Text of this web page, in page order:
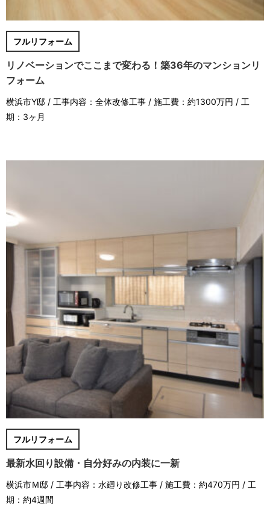
フルリフォーム
リノベーションでここまで変わる！築36年のマンションリ
フォーム
横浜市Y邸 / 工事内容：全体改修工事 / 施工費：約1300万円 / 工
期：3ヶ月
フルリフォーム
最新水回り設備・自分好みの内装に一新
横浜市Ｍ邸 / 工事内容：水廻り改修工事 / 施工費：約470万円 / 工
期：約4週間